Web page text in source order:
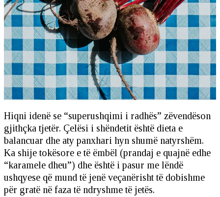
Hiqni idenë se “superushqimi i radhës” zëvendëson
gjithçka tjetër. Çelësi i shëndetit është dieta e
balancuar dhe aty panxhari hyn shumë natyrshëm.
Ka shije tokësore e të ëmbël (prandaj e quajnë edhe
“karamele dheu”) dhe është i pasur me lëndë
ushqyese që mund të jenë veçanërisht të dobishme
për gratë në faza të ndryshme të jetës.